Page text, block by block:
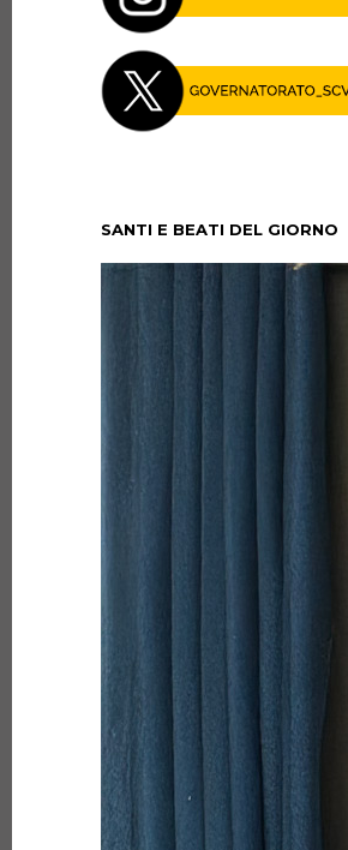
SANTI E BEATI DEL GIORNO